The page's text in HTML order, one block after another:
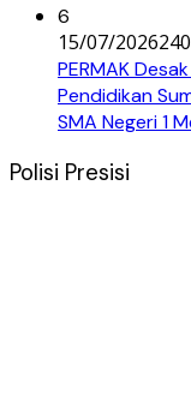
6
15/07/2026
PERMAK
Pendidikan
SMA Negeri 1
Polisi Presisi